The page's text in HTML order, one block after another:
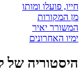
חייו, פועלו ומותו
מן המקורות
המשורר יאיר
ימיו האחרונים
היסטוריה של